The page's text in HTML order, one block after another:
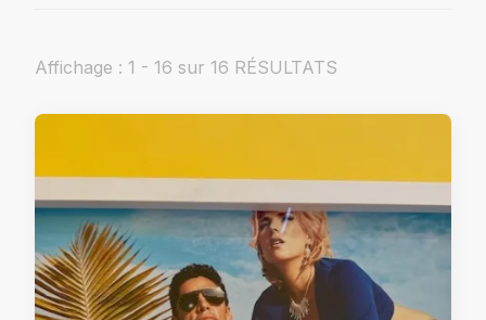
Affichage : 1 - 16 sur 16 RÉSULTATS